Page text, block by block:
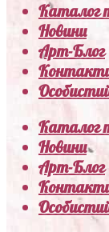
Каталог
Новини
Арт-Блог
Каталог
Новини
Арт-Блог